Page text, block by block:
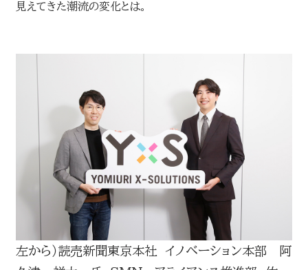
読売出版広告賞
読売・日テレ アドバタイザー・オブ・ザ・イヤー
DOWNLOADS
English
見えてきた潮流の変化とは。
左から）読売新聞東京本社 イノベーション本部 阿